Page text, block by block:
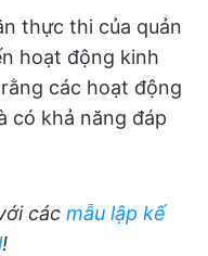
thực thi của quản
hoạt động kinh
các hoạt động
có khả năng đáp
các mẫu lập kế
!